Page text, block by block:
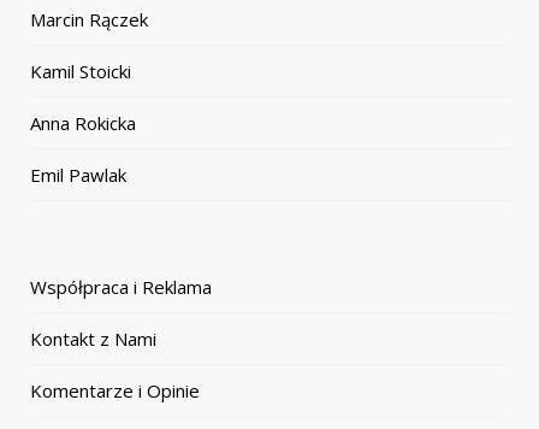
Marcin Rączek
Kamil Stoicki
Anna Rokicka
Emil Pawlak
Współpraca i Reklama
Kontakt z Nami
Komentarze i Opinie